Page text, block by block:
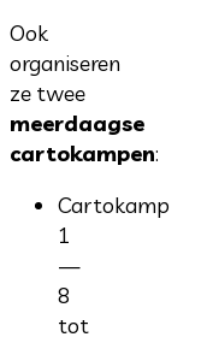
Ook
organiseren
ze twee
meerdaagse
cartokampen:
Cartokamp
1
—
8
tot